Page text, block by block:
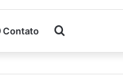
Contato Procurar
por